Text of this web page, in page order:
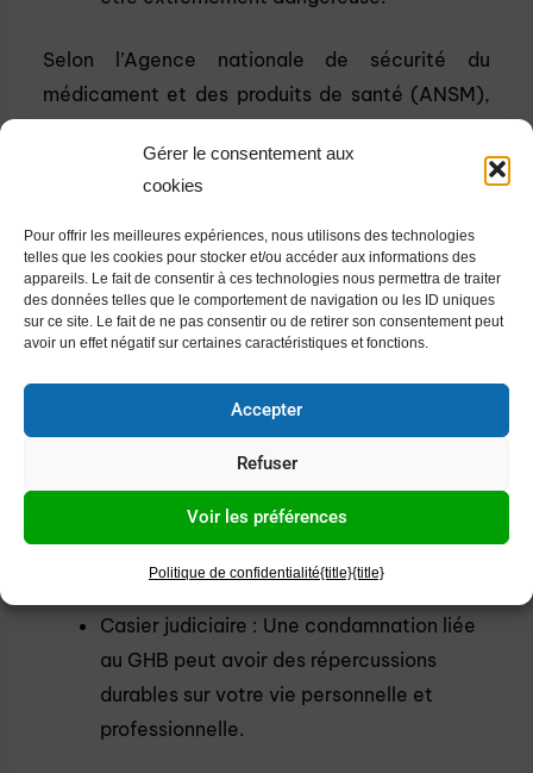
Gérer le consentement aux
cookies
Pour offrir les meilleures expériences, nous utilisons des technologies
telles que les cookies pour stocker et/ou accéder aux informations des
appareils. Le fait de consentir à ces technologies nous permettra de traiter
des données telles que le comportement de navigation ou les ID uniques
sur ce site. Le fait de ne pas consentir ou de retirer son consentement peut
avoir un effet négatif sur certaines caractéristiques et fonctions.
Accepter
Refuser
Voir les préférences
Politique de confidentialité{title}{title}
Selon l’Agence nationale de sécurité du
médicament et des produits de santé (ANSM),
également la consommation d’autres
substances.
5. Problèmes Légaux et Criminels
illégal en France. Les conséquences légales
peuvent inclure :
Arrestation et poursuites judiciaires : Être
trouvé en possession de GHB peut
entraîner une arrestation et des
poursuites pénales.
Casier judiciaire : Une condamnation liée
au GHB peut avoir des répercussions
durables sur votre vie personnelle et
professionnelle.